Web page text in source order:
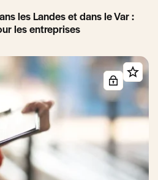
les Landes et dans le Var :
les entreprises